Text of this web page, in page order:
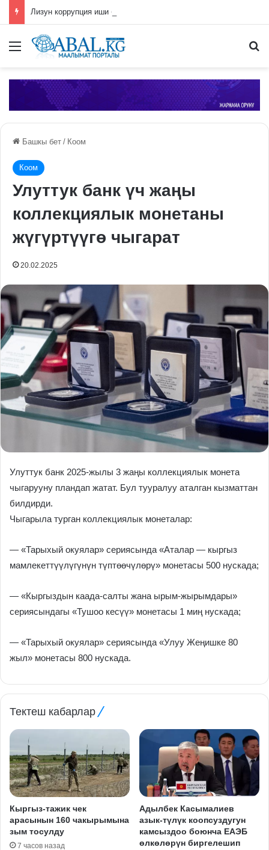
Лизун коррупция иши боюнча СИЗОго камакка алынды
Меню
Башкы бет / Коом
Коом
Улуттук банк үч жаңы
коллекциялык монетаны
жүгүртүүгө чыгарат
20.02.2025
Улуттук банк 2025-жылы 3 жаңы коллекциялык монета
чыгарууну пландап жатат. Бул тууралуу аталган кызматтан
билдирди.
Чыгарыла турган коллекциялык монеталар:
— «Тарыхый окуялар» сериясында «Аталар — кыргыз
мамлекеттүүлүгүнүн түптөөчүлөрү» монетасы 500 нускада;
— «Кыргыздын каада-салты жана ырым-жырымдары»
сериясындагы «Тушоо кесүү» монетасы 1 миң нускада;
— «Тарыхый окуялар» сериясында «Улуу Жеңишке 80
жыл» монетасы 800 нускада.
Тектеш кабарлар
Кыргыз-тажик чек
арасынын 160 чакырымына
зым тосулду
7 часов назад
Адылбек Касымалиев
азык-түлүк коопсуздугун
камсыздоо боюнча ЕАЭБ
өлкөлөрүн биргелешип